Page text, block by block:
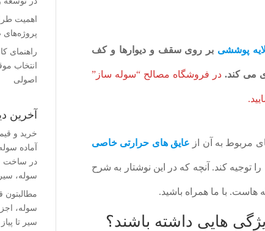
پوششی بر روی سقف و دیوارها و کف
می کند. در فروشگاه مصالح “سوله ساز”
مربوط به آن از عایق های حرارتی خاصی
توجیه کند. آنچه که در این نوشتار به شرح
هاست. با ما همراه باشید.
هایی داشته باشند؟
اهمیت
راهنمای
انتخاب
اصولی
آخرین
خرید و
آماده
در ساخت
سوله، سیر
سوله،
سیر تا